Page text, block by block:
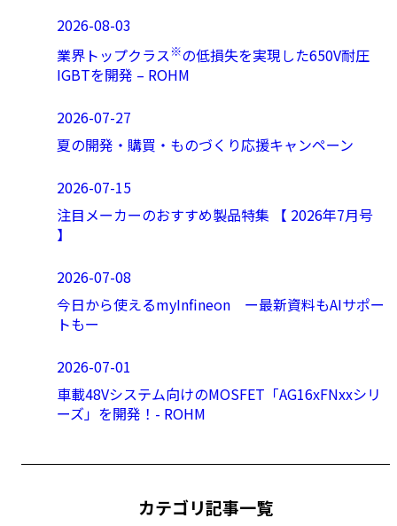
2026-08-03
業界トップクラス ※の低損失を実現した650V耐圧
IGBTを開発 – ROHM
2026-07-27
夏の開発・購買・ものづくり応援キャンペーン
2026-07-15
注目メーカーのおすすめ製品特集 【 2026年7月号
】
2026-07-08
今日から使えるmyInfineon ー最新資料もAIサポー
トもー
2026-07-01
車載48Vシステム向けのMOSFET「AG16xFNxxシリ
ーズ」を開発！- ROHM
カテゴリ記事一覧